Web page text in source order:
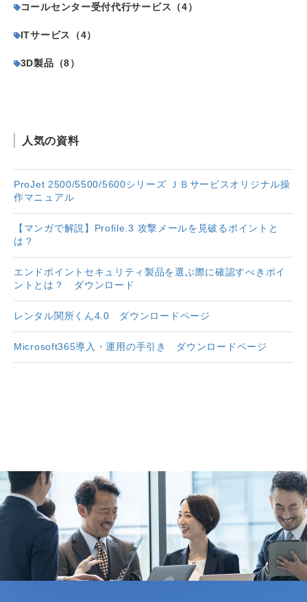
コールセンター受付代行サービス（4）
ITサービス（4）
3D製品（8）
人気の資料
ProJet 2500/5500/5600シリーズ ＪＢサービスオリジナル操
作マニュアル
【マンガで解説】Profile.3 攻撃メールを見破るポイントと
は？
エンドポイントセキュリティ製品を選ぶ際に確認すべきポイ
ントとは？ ダウンロード
レンタル関所くん4.0 ダウンロードページ
Microsoft365導入・運用の手引き ダウンロードページ